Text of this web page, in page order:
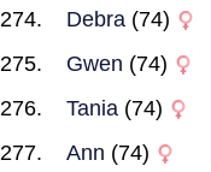
Debra (74)
Gwen (74)
Tania (74)
Ann (74)